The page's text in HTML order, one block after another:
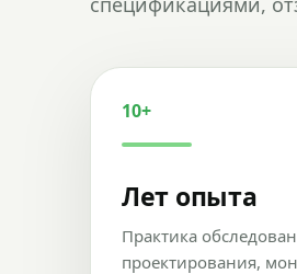
10+
Лет опыта
Практика
проектирования,